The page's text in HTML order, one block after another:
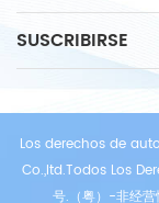
SUSCRIBIRSE
Los derechos de
Co.,ltd.Todos Los
号.（粤）-非经